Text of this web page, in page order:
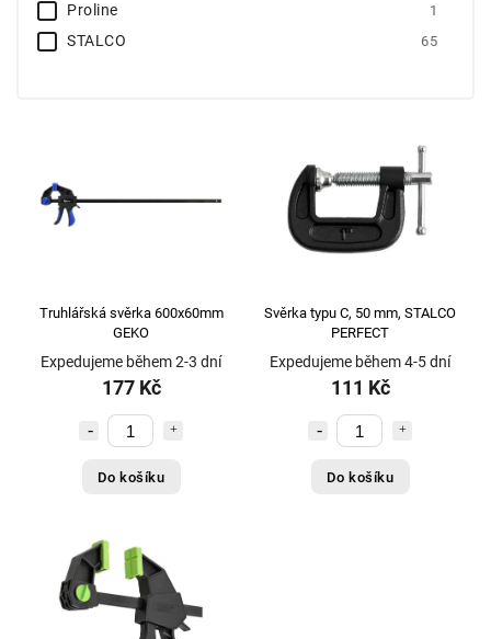
Proline 1
STALCO 65
Truhlářská svěrka 600x60mm
GEKO
Expedujeme během 2-3 dní
177 Kč
Do košíku
Svěrka typu C, 50 mm, STALCO
PERFECT
Expedujeme během 4-5 dní
111 Kč
Do košíku